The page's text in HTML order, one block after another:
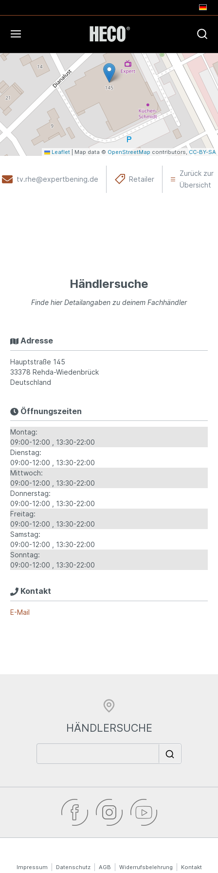
−
Leaflet Map data © OpenStreetMap contributors, CC-BY-SA
tv.rhe@expertbening.de Retailer
Zurück zur
Übersicht
Händlersuche
Finde hier Detailangaben zu deinem Fachhändler
Adresse
Hauptstraße 145
33378 Rehda-Wiedenbrück
Deutschland
Öffnungszeiten
Montag:
09:00-12:00
13:30-22:00
Dienstag:
09:00-12:00
13:30-22:00
Mittwoch:
09:00-12:00
13:30-22:00
Donnerstag:
09:00-12:00
13:30-22:00
Freitag:
09:00-12:00
13:30-22:00
Samstag:
09:00-12:00
13:30-22:00
Sonntag:
09:00-12:00
13:30-22:00
Kontakt
E-Mail
HÄNDLERSUCHE
Impressum Datenschutz AGB Widerrufsbelehrung Kontakt